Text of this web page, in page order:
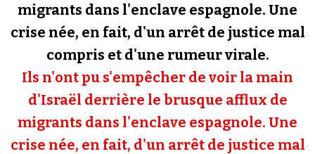
Newsletter
Faire un don
Demander à Vera
Se connecter
migrants dans l'enclave espagnole. Une
crise née, en fait, d'un arrêt de justice mal
compris et d'une rumeur virale.
Ils n'ont pu s'empêcher de voir la main
d'Israël derrière le brusque afflux de
migrants dans l'enclave espagnole. Une
crise née, en fait, d'un arrêt de justice mal